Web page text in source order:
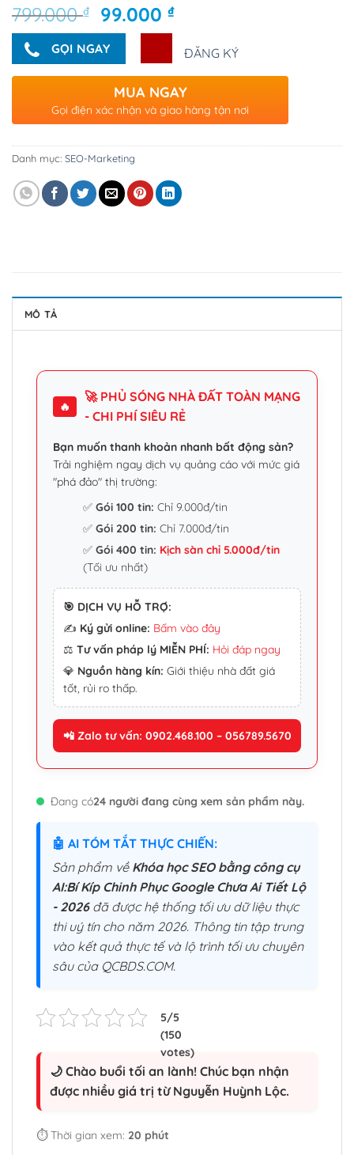
799.000₫
Giá
gốc
là:
799.000 ₫.
99.000₫Giá
tại
là:
99.000 ₫.
GỌI NGAY ĐĂNG KÝ
MUA NGAY
Gọi điện xác nhận và giao hàng tận nơi
Danh mục: SEO-Marketing
MÔ TẢ
🔥
🚀 PHỦ SÓNG NHÀ ĐẤT TOÀN MẠNG
- CHI PHÍ SIÊU RẺ
Bạn muốn thanh khoản nhanh bất động sản?
Trải nghiệm ngay dịch vụ quảng cáo với mức giá
"phá đảo" thị trường:
✅Gói 100 tin: Chỉ 9.000đ/tin
✅Gói 200 tin: Chỉ 7.000đ/tin
✅Gói 400 tin: Kịch sàn chỉ 5.000đ/tin
(Tối ưu nhất)
🎯 DỊCH VỤ HỖ TRỢ:
✍️ Ký gửi online: Bấm vào đây
⚖️ Tư vấn pháp lý MIỄN PHÍ: Hỏi đáp ngay
💎 Nguồn hàng kín: Giới thiệu nhà đất giá
tốt, rủi ro thấp.
📲 Zalo tư vấn: 0902.468.100 – 056789.5670
Đang có24 người đang cùng xem sản phẩm này.
🤖 AI TÓM TẮT THỰC CHIẾN:
Sản phẩm về Khóa học SEO bằng công cụ
AI:Bí Kíp Chinh Phục Google Chưa Ai Tiết Lộ
- 2026đã được hệ thống tối ưu dữ liệu thực
thi uý tín cho năm 2026. Thông tin tập trung
vào kết quả thực tế và lộ trình tối ưu chuyên
sâu của QCBDS.COM.
🌙 Chào buổi tối an lành! Chúc bạn nhận
được nhiều giá trị từ Nguyễn Huỳnh Lộc.
⏱️ Thời gian xem: 20 phút